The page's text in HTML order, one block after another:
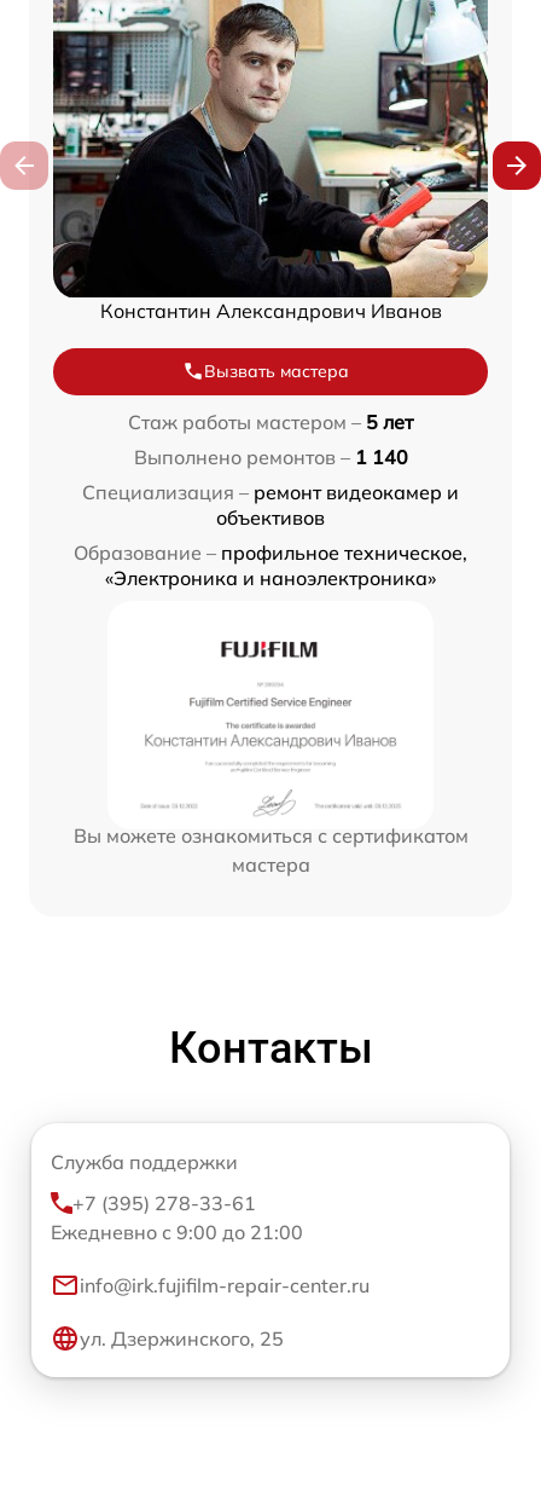
Константин Александрович Иванов
Вызвать мастера
Стаж работы мастером – 5 лет
Выполнено ремонтов – 1 140
Специализация – ремонт видеокамер и
объективов
Образование – профильное техническое,
«Электроника и наноэлектроника»
Вы можете ознакомиться с сертификатом
мастера
Контакты
Служба поддержки
+7 (395) 278-33-61
Ежедневно с 9:00 до 21:00
info@irk.fujifilm-repair-center.ru
ул. Дзержинского, 25